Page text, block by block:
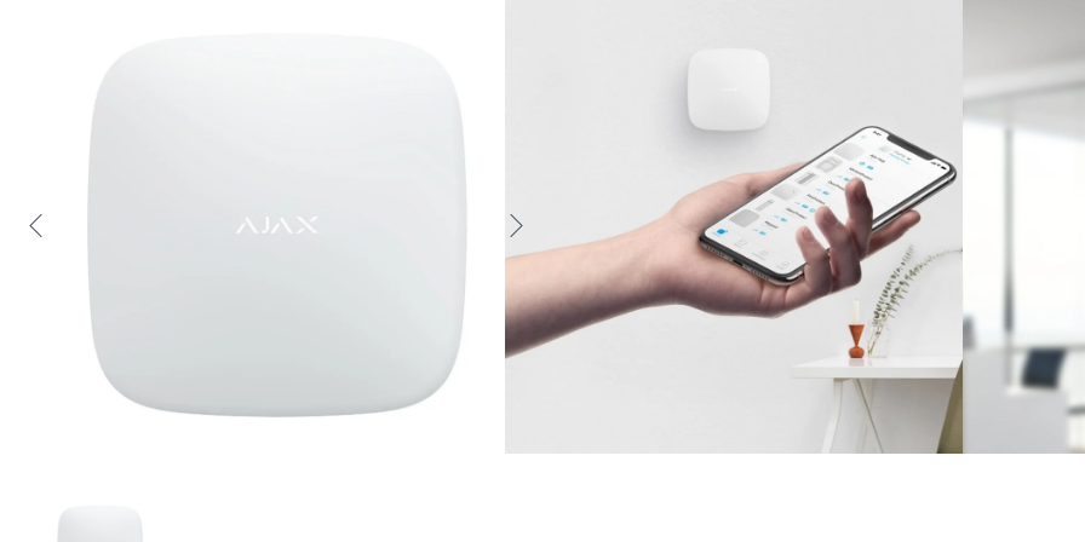
Centrală de alarmă wireless Ajax HUB Alba
Potrivită pentru protecția locuințelor și a spațiilor
comerciale
Conexiune stabilă la internet prin Ethernet și Wi-Fi
Posibilitate de conectare a până la 100 de dispozitive per
hub
Funcționează cu aplicația mobila Ajax pentru monitorizare